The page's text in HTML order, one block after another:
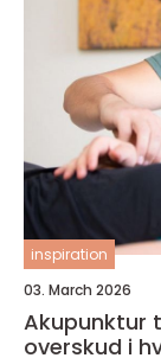
inspiration
03. March 2026
Akupunktur thisted en
overskud i